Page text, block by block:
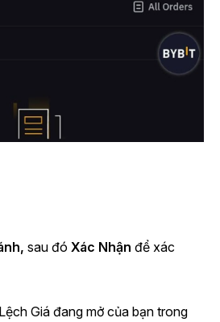
sau đó Xác Nhận để xác
Giá đang mở của bạn trong